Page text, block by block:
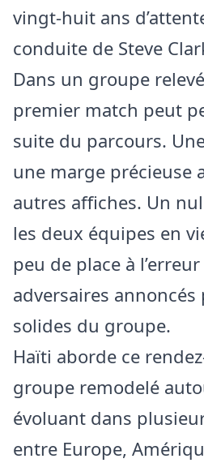
vingt-huit ans
conduite de Steve
Dans un groupe
premier match peut
suite du parcours.
une marge précieuse
autres affiches. Un
les deux équipes en
peu de place à
adversaires
solides du groupe.
Haïti aborde ce
groupe remodelé
évoluant dans
entre Europe,